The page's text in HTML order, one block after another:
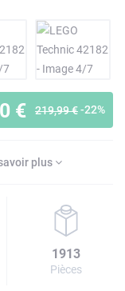
€ 219,99 €-22%
plus
1913
Pièces